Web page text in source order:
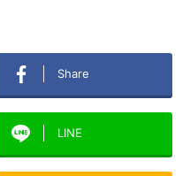
Share
LINE